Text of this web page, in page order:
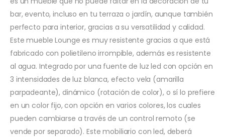
bar, evento, incluso en tu terraza o jardín, aunque también
perfecto para interior, gracias a su versatilidad y calidad.
Este mueble Lounge es muy resistente gracias a que está
fabricado con polietileno irrompible, además es resistente
al agua. Integrado por una fuente de luz led con opción en
3 intensidades de luz blanca, efecto vela (amarilla
parpadeante), dinámico (rotación de color), o sí lo prefiere
en un color fijo, con opción en varios colores, los cuales
pueden cambiarse a través de un control remoto (se
vende por separado). Este mobiliario con led, deberá